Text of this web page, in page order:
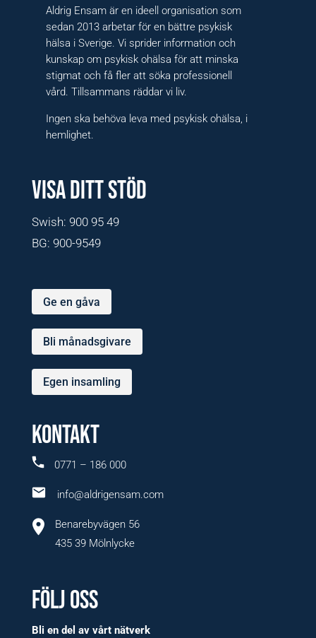
Aldrig Ensam är en ideell organisation som
sedan 2013 arbetar för en bättre psykisk
hälsa i Sverige. Vi sprider information och
kunskap om psykisk ohälsa för att minska
stigmat och få fler att söka professionell
vård. Tillsammans räddar vi liv.
Ingen ska behöva leva med psykisk ohälsa, i
hemlighet.
VISA DITT STÖD
Swish: ‍900 95 49
BG: 900-9549
Ge en gåva
Bli månadsgivare
Egen insamling
KONTAKT
0771 – 186 000
info@aldrigensam.com
Benarebyvägen 56
435 39 Mölnlycke
FÖLJ OSS
Bli en del av vårt nätverk